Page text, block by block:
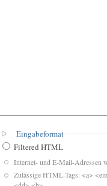
Eingabeformat
Filtered HTML
Internet- und E-Mail-Adressen
Zulässige HTML-Tags: <a>